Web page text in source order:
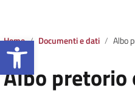
Apri la barra
Home Documenti e dati Albo
Albo pretorio